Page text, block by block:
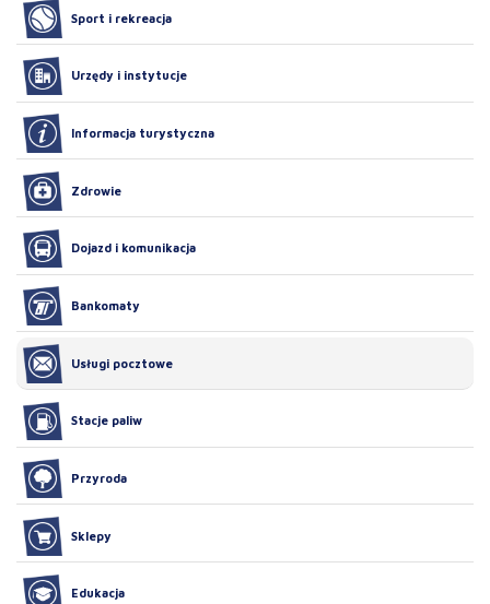
Sport i rekreacja
Urzędy i instytucje
Informacja turystyczna
Zdrowie
Dojazd i komunikacja
Bankomaty
Usługi pocztowe
Stacje paliw
Przyroda
Sklepy
Edukacja